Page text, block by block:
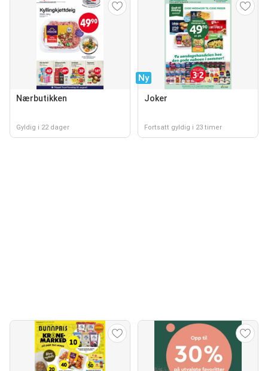
Nærbutikken
Gyldig i 22 dager
Ny
Joker
Fortsatt gyldig i 23 timer